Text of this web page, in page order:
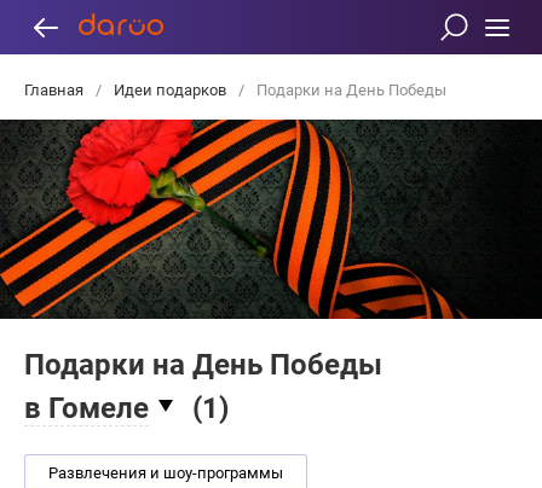
Главная / Идеи подарков / Подарки на День Победы
Подарки на День Победы
в Гомеле
(1)
Развлечения и шоу-программы